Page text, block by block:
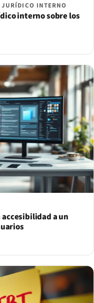
JURÍDICO INTERNO
interno sobre los
a un